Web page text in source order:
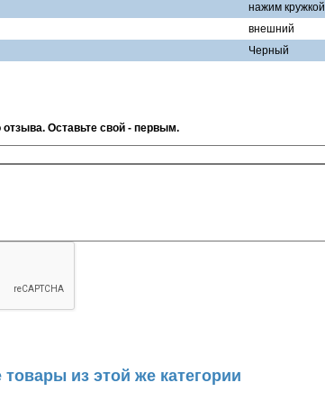
нажим кружкой
внешний
Черный
отзыва. Оставьте свой - первым.
из этой же категории